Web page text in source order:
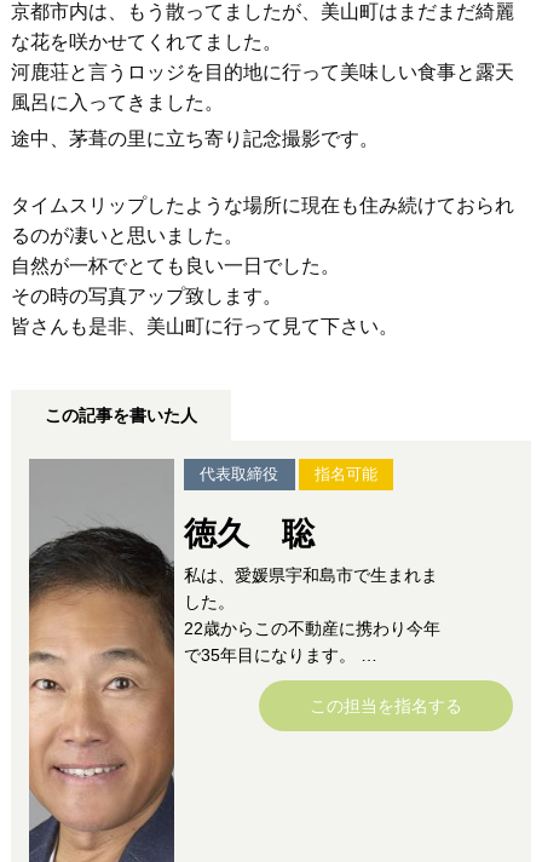
京都市内は、もう散ってましたが、美山町はまだまだ綺麗
な花を咲かせてくれてました。
河鹿荘と言うロッジを目的地に行って美味しい食事と露天
風呂に入ってきました。
途中、茅葺の里に立ち寄り記念撮影です。
タイムスリップしたような場所に現在も住み続けておられ
るのが凄いと思いました。
自然が一杯でとても良い一日でした。
その時の写真アップ致します。
皆さんも是非、美山町に行って見て下さい。
この記事を書いた人
代表取締役 指名可能
徳久 聡
私は、愛媛県宇和島市で生まれま
した。
22歳からこの不動産に携わり今年
で35年目になります。
独立してからは24年目になりまし
今まで私が担当させて頂いたお客
この担当を指名する